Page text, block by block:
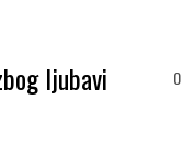
0
ljubavi